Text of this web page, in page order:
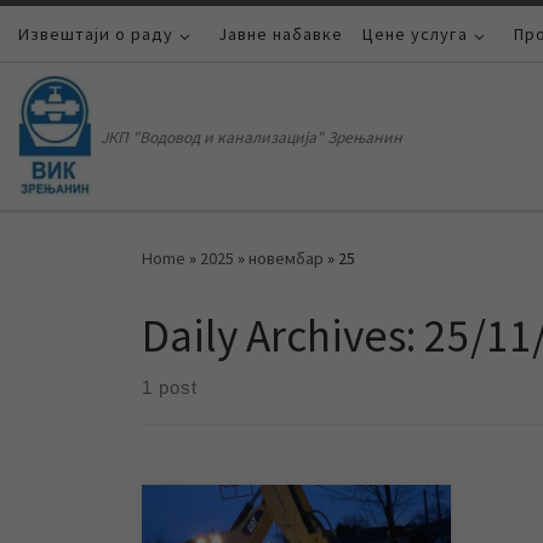
Skip to content
Извештаји о раду Јавне набавке Цене услуга
ЈКП "Водовод и канализација" Зрењанин
Home » 2025 » новембар » 25
Daily Archives: 25/
1 post
У касним вечерњим часовима